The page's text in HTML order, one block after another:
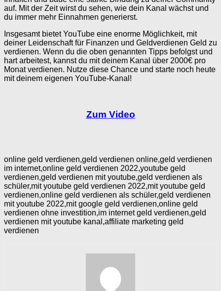
auf. Mit der Zeit wirst du sehen, wie dein Kanal wächst und
du immer mehr Einnahmen generierst.
Insgesamt bietet YouTube eine enorme Möglichkeit, mit
deiner Leidenschaft für Finanzen und Geldverdienen Geld zu
verdienen. Wenn du die oben genannten Tipps befolgst und
hart arbeitest, kannst du mit deinem Kanal über 2000€ pro
Monat verdienen. Nutze diese Chance und starte noch heute
mit deinem eigenen YouTube-Kanal!
Zum Video
online geld verdienen,geld verdienen online,geld verdienen
im internet,online geld verdienen 2022,youtube geld
verdienen,geld verdienen mit youtube,geld verdienen als
schüler,mit youtube geld verdienen 2022,mit youtube geld
verdienen,online geld verdienen als schüler,geld verdienen
mit youtube 2022,mit google geld verdienen,online geld
verdienen ohne investition,im internet geld verdienen,geld
verdienen mit youtube kanal,affiliate marketing geld
verdienen